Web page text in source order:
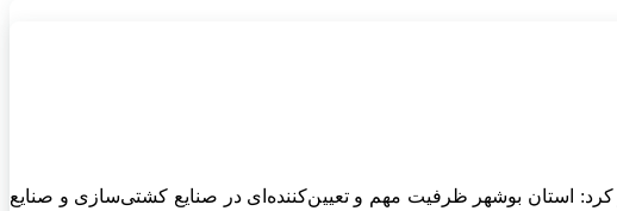
کرد: استان بوشهر ظرفیت مهم و تعیین‌کننده‌ای در صنایع کشتی‌سازی و صنایع